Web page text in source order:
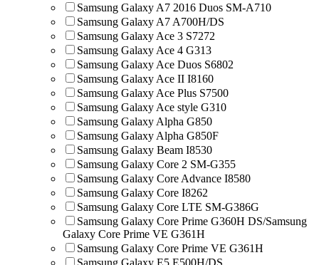
Samsung Galaxy A7 2016 Duos SM-A710
Samsung Galaxy A7 A700H/DS
Samsung Galaxy Ace 3 S7272
Samsung Galaxy Ace 4 G313
Samsung Galaxy Ace Duos S6802
Samsung Galaxy Ace II I8160
Samsung Galaxy Ace Plus S7500
Samsung Galaxy Ace style G310
Samsung Galaxy Alpha G850
Samsung Galaxy Alpha G850F
Samsung Galaxy Beam I8530
Samsung Galaxy Core 2 SM-G355
Samsung Galaxy Core Advance I8580
Samsung Galaxy Core I8262
Samsung Galaxy Core LTE SM-G386G
Samsung Galaxy Core Prime G360H DS/Samsung
Galaxy Core Prime VE G361H
Samsung Galaxy Core Prime VE G361H
Samsung Galaxy E5 E500H/DS